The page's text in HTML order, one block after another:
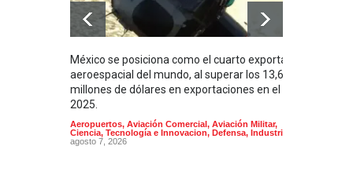
México se posiciona como el cuarto exportador
aeroespacial del mundo, al superar los 13,600
millones de dólares en exportaciones en el
2025.
Aeropuertos, Aviación Comercial, Aviación Militar,
Ciencia, Tecnología e Innovacion, Defensa, Industria
agosto 7, 2026